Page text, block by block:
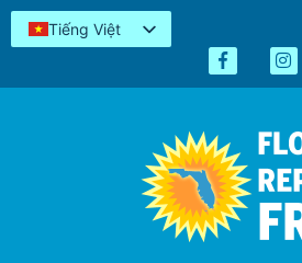
Tiếng Việt
Español